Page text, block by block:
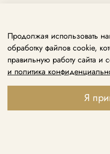
Принимаем звонки
+7 969 138 74
+7 495 888 49
Продолжая использовать
обработку файлов cookie,
правильную работу сайта и
и политика
Я